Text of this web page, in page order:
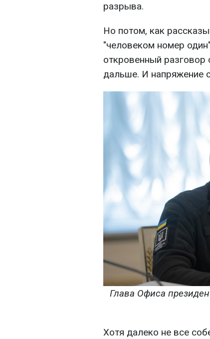
разрыва.
Но потом, как
"человеком номер
откровенный разговор
дальше. И напряжение
Глава Офиса
Хотя далеко не все